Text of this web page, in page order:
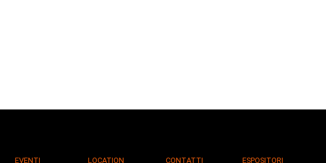
EVENTI
LOCATION
CONTATTI
ESPOSITORI